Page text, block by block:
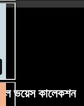
ভয়েস কালেকশন